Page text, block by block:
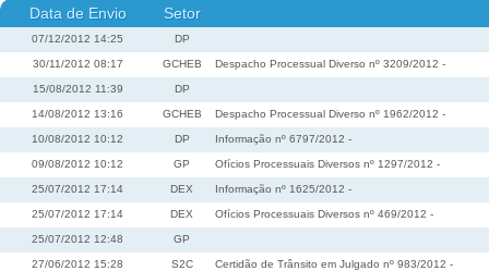
Data de Envio Setor
07/12/2012 14:25 DP
30/11/2012 08:17 GCHEB Despacho Processual Diverso nº 3209/2012 -
15/08/2012 11:39 DP
14/08/2012 13:16 GCHEB Despacho Processual Diverso nº 1962/2012 -
10/08/2012 10:12 DP Informação nº 6797/2012 -
09/08/2012 10:12 GP Ofícios Processuais Diversos nº 1297/2012 -
25/07/2012 17:14 DEX Informação nº 1625/2012 -
25/07/2012 17:14 DEX Ofícios Processuais Diversos nº 469/2012 -
25/07/2012 12:48 GP
27/06/2012 15:28 S2C Certidão de Trânsito em Julgado nº 983/2012 -